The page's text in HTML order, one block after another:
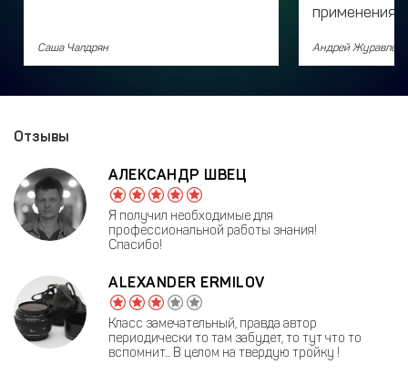
Саша Чалдрян
применения
Андрей Журавлев
Отзывы
АЛЕКСАНДР ШВЕЦ
Я получил необходимые для
профессиональной работы знания!
Спасибо!
ALEXANDER ERMILOV
Класс замечательный, правда автор
периодически то там забудет, то тут что то
вспомнит... В целом на твердую тройку !